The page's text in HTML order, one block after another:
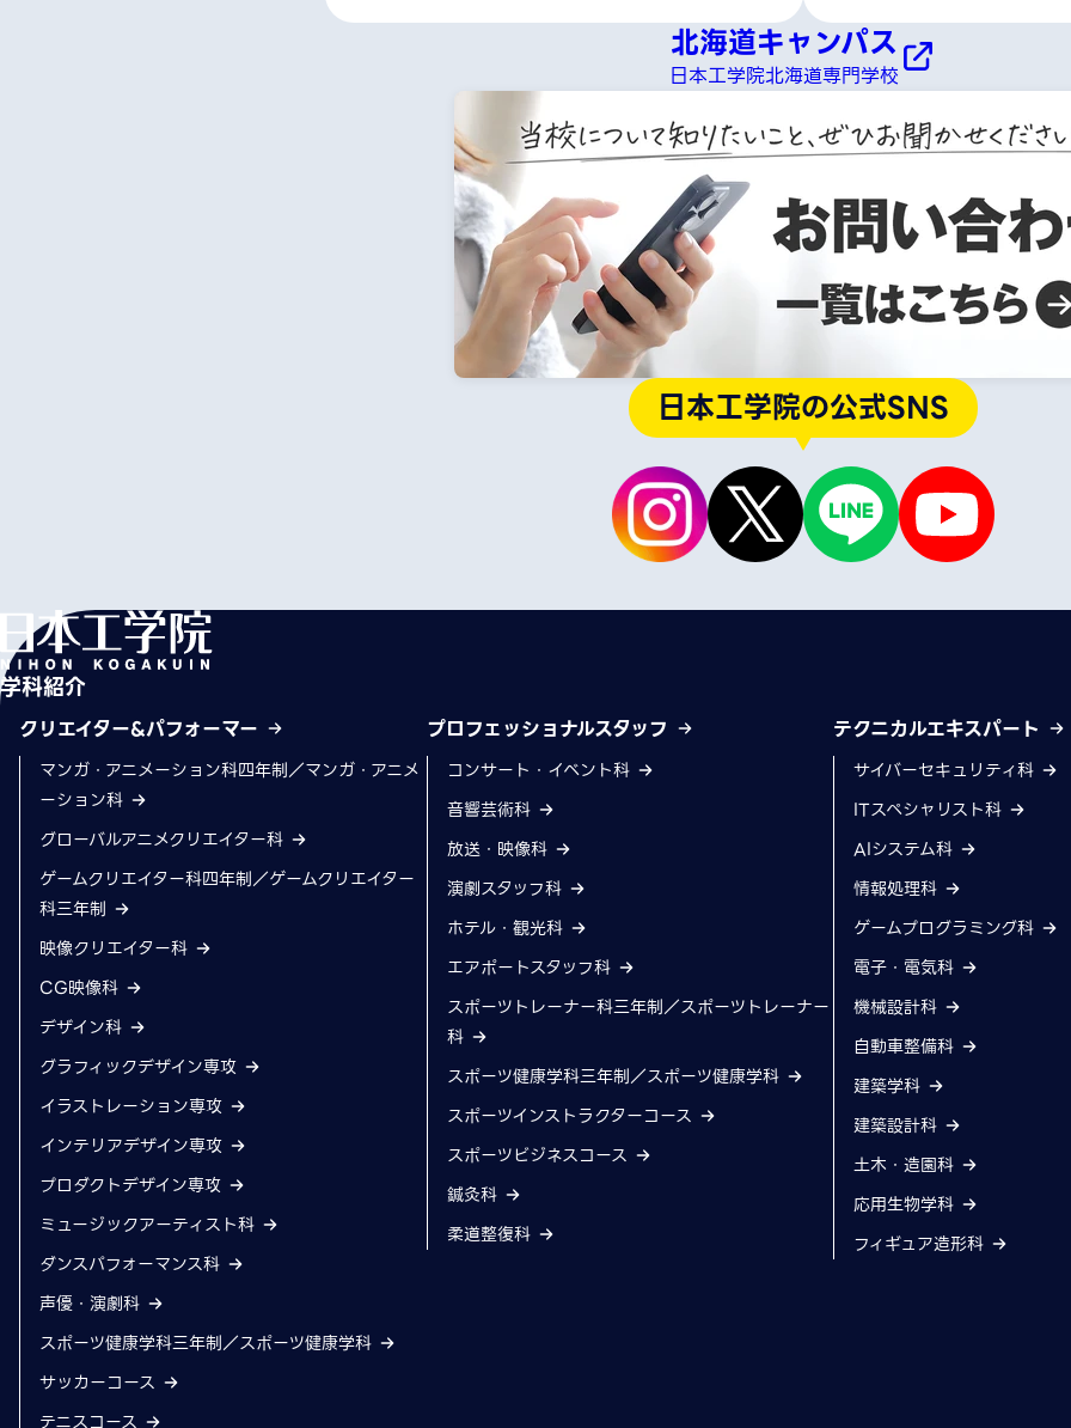
北海道キャンパス
日本工学院北海道専門学校
日本工学院の公式SNS
学科紹介
クリエイター&パフォーマー
マンガ・アニメーション科四年制／マンガ・アニメ
ーション科
グローバルアニメクリエイター科
ゲームクリエイター科四年制／ゲームクリエイター
科三年制
映像クリエイター科
CG映像科
デザイン科
グラフィックデザイン専攻
イラストレーション専攻
インテリアデザイン専攻
プロダクトデザイン専攻
ミュージックアーティスト科
ダンスパフォーマンス科
声優・演劇科
スポーツ健康学科三年制／スポーツ健康学科
サッカーコース
テニスコース
プロフェッショナルスタッフ
コンサート・イベント科
音響芸術科
放送・映像科
演劇スタッフ科
ホテル・観光科
エアポートスタッフ科
スポーツトレーナー科三年制／スポーツトレーナー
科
スポーツ健康学科三年制／スポーツ健康学科
スポーツインストラクターコース
スポーツビジネスコース
鍼灸科
柔道整復科
テクニカルエキスパート
サイバーセキュリティ科
ITスペシャリスト科
AIシステム科
情報処理科
ゲームプログラミング科
電子・電気科
機械設計科
自動車整備科
建築学科
建築設計科
土木・造園科
応用生物学科
フィギュア造形科